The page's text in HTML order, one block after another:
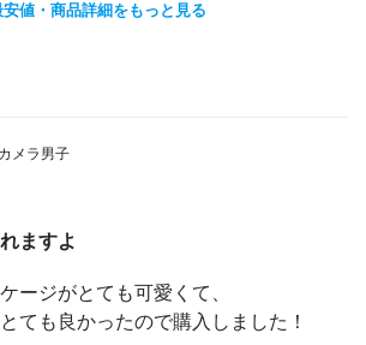
安値・商品詳細をもっと見る
メラ男子
ますよ
ージがとても可愛くて、
ても良かったので購入しました！